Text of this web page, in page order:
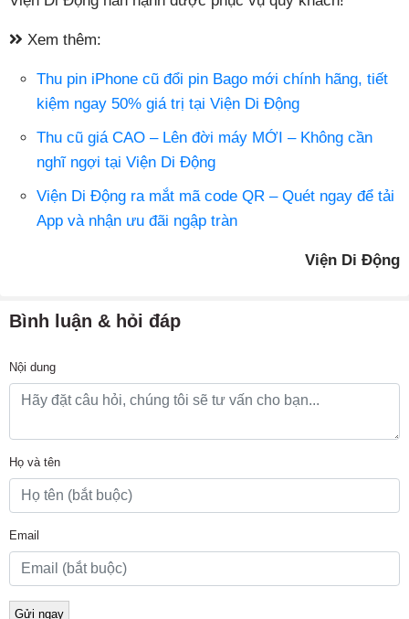
Xem thêm:
Thu pin iPhone cũ đổi pin Bago mới chính hãng, tiết
kiệm ngay 50% giá trị tại Viện Di Động
Thu cũ giá CAO – Lên đời máy MỚI – Không cần
nghĩ ngợi tại Viện Di Động
Viện Di Động ra mắt mã code QR – Quét ngay để tải
App và nhận ưu đãi ngập tràn
Viện Di Động
Bình luận & hỏi đáp
Nội dung
Họ và tên
Email